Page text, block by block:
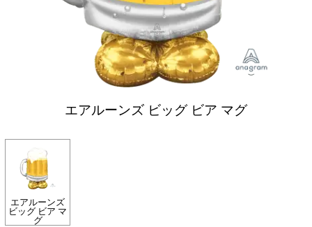
エアルーンズ ビッグ ビア マグ
エアルーンズ
ビッグ ビア マ
グ